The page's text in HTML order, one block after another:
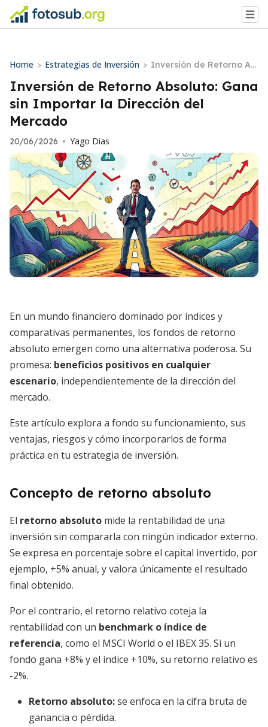
Home > Estrategias de Inversión > Inversión de Retorno Ab
soluto: Gana sin Importa
r la Dirección del Merca
do
Inversión de Retorno Absoluto: Gana
sin Importar la Dirección del
Mercado
20/06/2026 • Yago Dias
En un mundo financiero dominado por índices y
comparativas permanentes, los fondos de retorno
absoluto emergen como una alternativa poderosa. Su
promesa: beneficios positivos en cualquier
escenario, independientemente de la dirección del
mercado.
Este artículo explora a fondo su funcionamiento, sus
ventajas, riesgos y cómo incorporarlos de forma
práctica en tu estrategia de inversión.
Concepto de retorno absoluto
El retorno absoluto mide la rentabilidad de una
inversión sin compararla con ningún indicador externo.
Se expresa en porcentaje sobre el capital invertido, por
ejemplo, +5% anual, y valora únicamente el resultado
final obtenido.
Por el contrario, el retorno relativo coteja la
rentabilidad con un benchmark o índice de
referencia, como el MSCI World o el IBEX 35. Si un
fondo gana +8% y el índice +10%, su retorno relativo es
-2%.
Retorno absoluto:se enfoca en la cifra bruta de
ganancia o pérdida.